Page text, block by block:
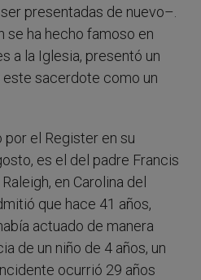
presentadas de nuevo–.
se ha hecho famoso en
a la Iglesia, presentó un
sacerdote como un
el Register en su
es el del padre Francis
en Carolina del
que hace 41 años,
actuado de manera
de un niño de 4 años, un
ocurrió 29 años